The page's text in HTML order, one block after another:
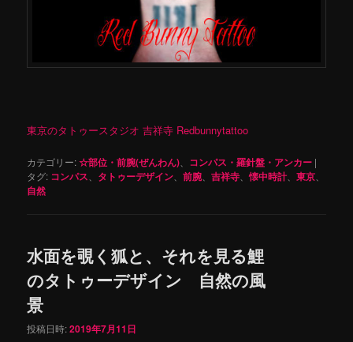
東京のタトゥースタジオ 吉祥寺 Redbunnytattoo
カテゴリー:☆部位・前腕(ぜんわん) コンパス・羅針盤・アンカー |
タグ: コンパス タトゥーデザイン 、前腕 、吉祥寺 、懐中時計、東京
自然
水面を覗く狐と、それを見る鯉
のタトゥーデザイン 自然の風
景
投稿日時:2019年7月11日